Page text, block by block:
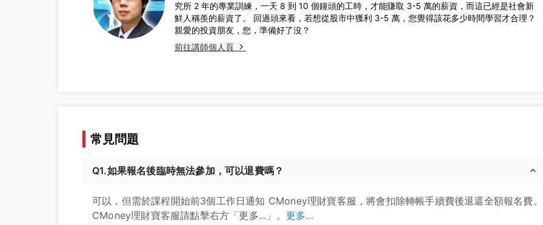
究所 2 年的專業訓練，一天 8 到 10 個鐘頭的工時，才能賺取 3-5 萬的薪資，而這已經是社會新
鮮人稱羨的薪資了。 回過頭來看，若想從股市中獲利 3-5 萬，您覺得該花多少時間學習才合理？
親愛的投資朋友，您，準備好了沒？
前往講師個人頁
常見問題
Q1.如果報名後臨時無法參加，可以退費嗎？
可以，但需於課程開始前3個工作日通知 CMoney理財寶客服，將會扣除轉帳手續費後退還全額報名費。
CMoney理財寶客服請點擊右方「更多...」。 更多...